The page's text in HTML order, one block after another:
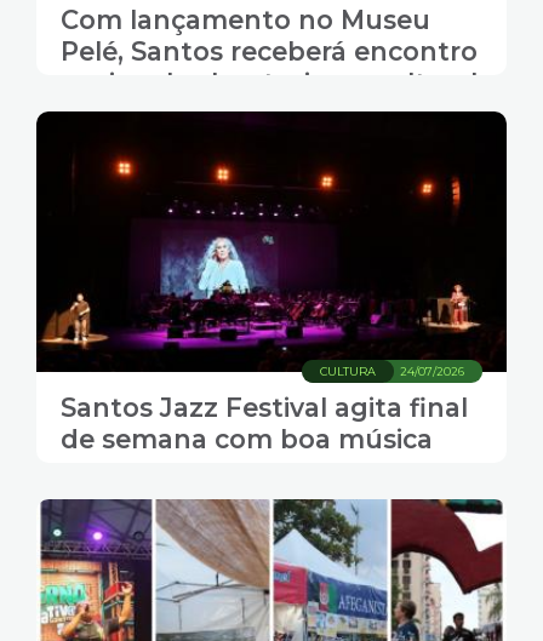
Com lançamento no Museu
Pelé, Santos receberá encontro
nacional sobre turismo cultural
24/07/2026
CULTURA
Santos Jazz Festival agita final
de semana com boa música